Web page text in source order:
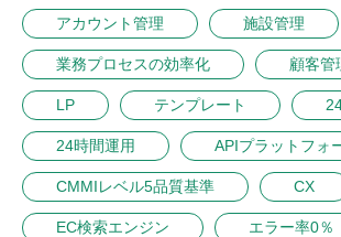
アカウント管理 施設管理
業務プロセスの効率化 顧客管
LP テンプレート
24時間運用 APIプラットフォ
CMMIレベル5品質基準 CX
EC検索エンジン エラー率0％